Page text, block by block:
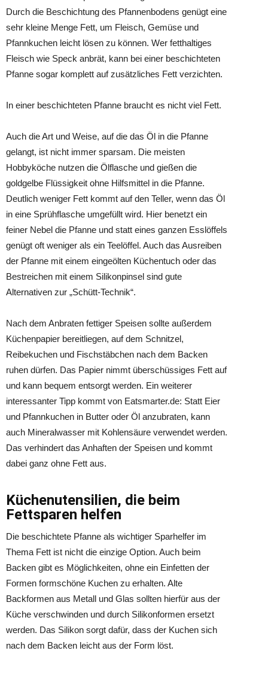
Durch die Beschichtung des Pfannenbodens genügt eine
sehr kleine Menge Fett, um Fleisch, Gemüse und
Pfannkuchen leicht lösen zu können. Wer fetthaltiges
Fleisch wie Speck anbrät, kann bei einer beschichteten
Pfanne sogar komplett auf zusätzliches Fett verzichten.
In einer beschichteten Pfanne braucht es nicht viel Fett.
Auch die Art und Weise, auf die das Öl in die Pfanne
gelangt, ist nicht immer sparsam. Die meisten
Hobbyköche nutzen die Ölflasche und gießen die
goldgelbe Flüssigkeit ohne Hilfsmittel in die Pfanne.
Deutlich weniger Fett kommt auf den Teller, wenn das Öl
in eine Sprühflasche umgefüllt wird. Hier benetzt ein
feiner Nebel die Pfanne und statt eines ganzen Esslöffels
genügt oft weniger als ein Teelöffel. Auch das Ausreiben
der Pfanne mit einem eingeölten Küchentuch oder das
Bestreichen mit einem Silikonpinsel sind gute
Alternativen zur „Schütt-Technik“.
Nach dem Anbraten fettiger Speisen sollte außerdem
Küchenpapier bereitliegen, auf dem Schnitzel,
Reibekuchen und Fischstäbchen nach dem Backen
ruhen dürfen. Das Papier nimmt überschüssiges Fett auf
und kann bequem entsorgt werden. Ein weiterer
interessanter Tipp kommt von Eatsmarter.de: Statt Eier
und Pfannkuchen in Butter oder Öl anzubraten, kann
auch Mineralwasser mit Kohlensäure verwendet werden.
Das verhindert das Anhaften der Speisen und kommt
dabei ganz ohne Fett aus.
Küchenutensilien, die beim
Fettsparen helfen
Die beschichtete Pfanne als wichtiger Sparhelfer im
Thema Fett ist nicht die einzige Option. Auch beim
Backen gibt es Möglichkeiten, ohne ein Einfetten der
Formen formschöne Kuchen zu erhalten. Alte
Backformen aus Metall und Glas sollten hierfür aus der
Küche verschwinden und durch Silikonformen ersetzt
werden. Das Silikon sorgt dafür, dass der Kuchen sich
nach dem Backen leicht aus der Form löst.